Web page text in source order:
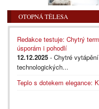
OTOPNÁ TĚLESA
Redakce testuje: Chytrý
úsporám i pohodlí
12.12.2025 - Chytré
technologických...
Teplo s dotekem elegance: